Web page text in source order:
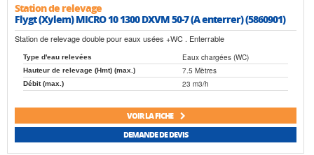
Station de relevage
Flygt (Xylem) MICRO 10 1300 DXVM 50-7 (A enterrer) (5860901)
Station de relevage double pour eaux usées +WC . Enterrable
Type d'eau relevées Eaux chargées (WC)
Hauteur de relevage (Hmt) (max.) 7.5 Mètres
Débit (max.) 23 m3/h
VOIR LA FICHE
DEMANDE DE DEVIS